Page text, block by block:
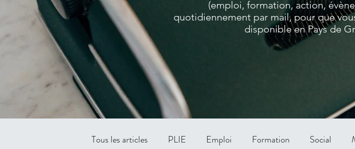
(emploi, formation, action,
quotidiennement par mail, pour que
disponible en Pays de
Tous les articles PLIE Emploi Formation Social